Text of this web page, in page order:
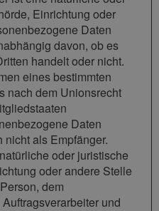
Einrichtung oder
Daten
davon, ob es
handelt oder nicht.
eines bestimmten
nach dem Unionsrecht
Daten
als Empfänger.
oder juristische
oder andere Stelle
dem
und